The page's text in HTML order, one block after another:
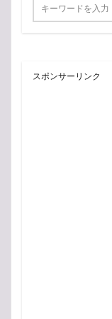
スポンサーリンク